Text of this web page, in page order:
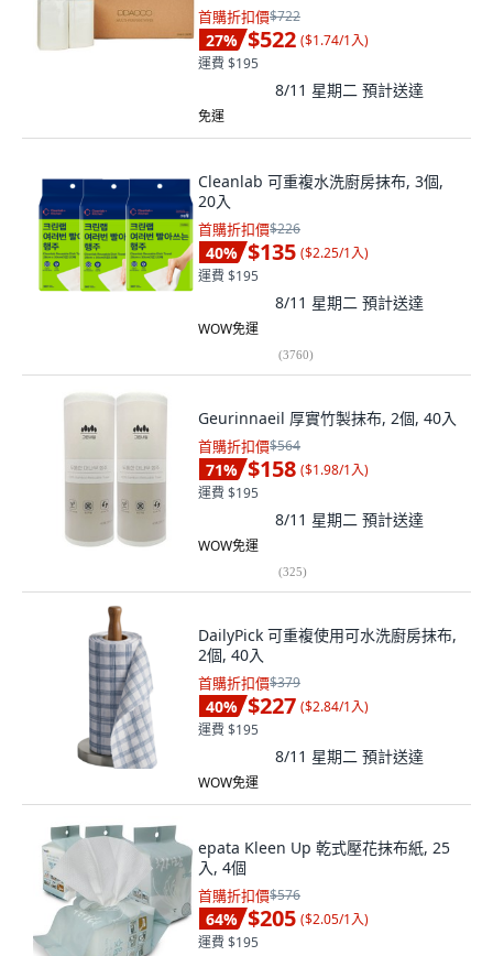
首購折扣價$722
27% $522 ($1.74/1入)
運費 $195
8/11 星期二 預計送達
免運
Cleanlab 可重複水洗廚房抹布, 3個,
20入
首購折扣價$226
40% $135 ($2.25/1入)
運費 $195
8/11 星期二 預計送達
WOW免運
(3760)
Geurinnaeil 厚實竹製抹布, 2個, 40入
首購折扣價$564
71% $158 ($1.98/1入)
運費 $195
8/11 星期二 預計送達
WOW免運
(325)
DailyPick 可重複使用可水洗廚房抹布,
2個, 40入
首購折扣價$379
40% $227 ($2.84/1入)
運費 $195
8/11 星期二 預計送達
WOW免運
epata Kleen Up 乾式壓花抹布紙, 25
入, 4個
首購折扣價$576
64% $205 ($2.05/1入)
運費 $195